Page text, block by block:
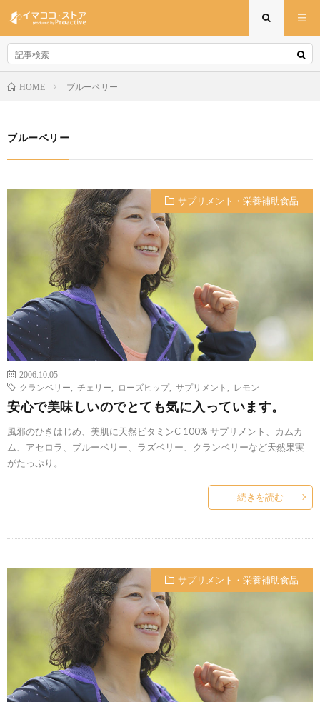
HOME ブルーベリー
ブルーベリー
サプリメント・栄養補助食品
2006.10.05
クランベリー
チェリー ローズヒップ, サプリメント レモン
安心で美味しいのでとても気に入っています。
風邪のひきはじめ、美肌に天然ビタミンC 100% サプリメント、カムカ
ム、アセロラ、ブルーベリー、ラズベリー、クランベリーなど天然果実
がたっぷり。
続きを読む
サプリメント・栄養補助食品